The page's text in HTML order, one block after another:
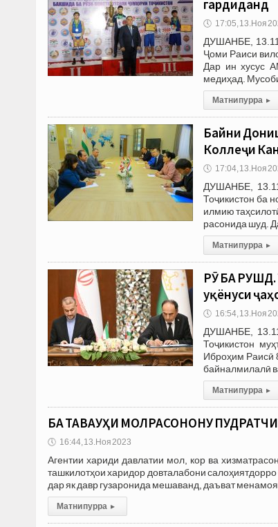
гардиданд
🕔 17:05, 13.Ноя
ДУШАНБЕ,
Ҷоми Раиси
Дар ин хусус
медиҳад.
Матни пурра ▸
Байни
Коллеҷи
🕔 17:04, 13.Ноя
ДУШАНБЕ,
Тоҷикистон ба
илмию
расонида шуд.
Матни пурра ▸
РӮ БА РУШД.
уқёнуси
🕔 16:54, 13.Ноя
ДУШАНБЕ,
Тоҷикистон
Иброҳим Раисӣ
байналмилалӣ
Матни пурра ▸
БА ТАВАҶҶУҲИ МОЛРАСОНОНУ
🕔 16:44, 13.Ноя 2023
Агентии хариди давлатии мол, кор ва
ташкилотҳои харидор довталабони
дар як давр гузаронида мешаванд, даъват
Матни пурра ▸